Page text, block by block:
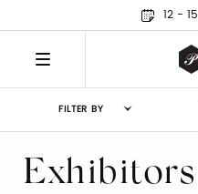
12 -
FILTER BY